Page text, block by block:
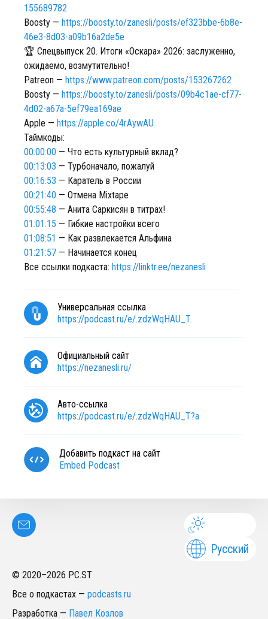
155689782
Boosty — https://boosty.to/zanesli/posts/ef323bbe-6b8e-
46e3-8d03-a09b16a2de5e
🏆 Спецвыпуск 20. Итоги «Оскара» 2026: заслуженно,
ожидаемо, возмутительно!
Patreon — https://www.patreon.com/posts/153267262
Boosty — https://boosty.to/zanesli/posts/09b4c1ae-cf77-
4d02-a67a-5ef79ea169ae
Apple — https://apple.co/4rAywAU
Таймкоды:
00:00:00 — Что есть культурный вклад?
00:13:03 — Турбоначало, пожалуй
00:16:53 — Каратель в России
00:21:40 — Отмена Mixtape
00:55:48 — Анита Саркисян в титрах!
01:01:15 — Гибкие настройки всего
01:08:51 — Как развлекается Альфина
01:21:57 — Начинается конец
Все ссылки подкаста: https://linktr.ee/nezanesli
Универсальная ссылка
https://podcast.ru/e/.zdzWqHAU_T
Официальный сайт
https://nezanesli.ru/
Авто-ссылка
https://podcast.ru/e/.zdzWqHAU_T?a
Добавить подкаст на сайт
Embed Podcast
Русский
© 2020–2026 PC.ST
Все о подкастах — podcasts.ru
Разработка — Павел Козлов